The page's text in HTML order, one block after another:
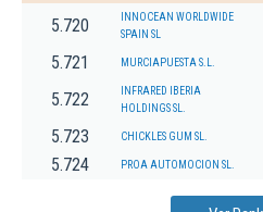
5.720
INNOCEAN WORLDWIDE
SPAIN SL
5.721 MURCIAPUESTA S.L.
5.722
INFRARED IBERIA
HOLDINGS SL.
5.723 CHICKLES GUM SL.
5.724 PROA AUTOMOCION SL.